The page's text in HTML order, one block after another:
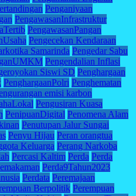
Penganiyaan
PengawasanInfrastruktur
PengawasanPangan
Pengecekan Kendaraan
Samarinda Pengedar Sabu
Pengendalian Inflasi
Siswi SD Penghargaan
PenghargaanPolri Penghematan
emisi karbon
Pengusiran Kuasa
PenipuanDigital Penomena Alam
Penutupan Jalur Sungai
Penyu Hijau Peran orangtua
Keluarga Perang Narkoba
Percasi Kaltim Perda Perda
Perda9Tahun2023
Perdata Peremajaan
Berpolitik Perempuan